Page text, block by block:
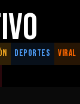
DEPORTES
VIRAL